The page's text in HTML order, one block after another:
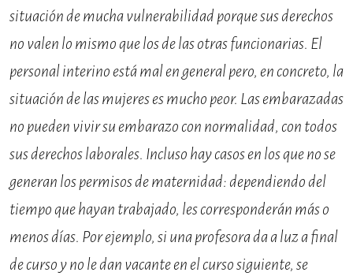
situación de mucha vulnerabilidad porque sus derechos
no valen lo mismo que los de las otras funcionarias. El
personal interino está mal en general pero, en concreto, la
situación de las mujeres es mucho peor. Las embarazadas
no pueden vivir su embarazo con normalidad, con todos
sus derechos laborales. Incluso hay casos en los que no se
generan los permisos de maternidad: dependiendo del
tiempo que hayan trabajado, les corresponderán más o
menos días. Por ejemplo, si una profesora da a luz a final
de curso y no le dan vacante en el curso siguiente, se